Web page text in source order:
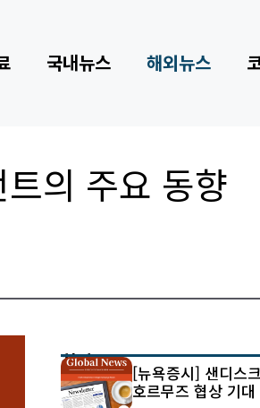
국내뉴스 해외뉴스
의 주요 동향
최신 글
[뉴욕증시] 샌디스
호르무즈 협상 기